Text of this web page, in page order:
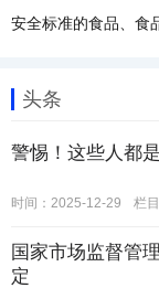
安全标准的食品、食
头条
警惕！这些人都
时间：2025-12-29 栏目
国家市场监督管
定